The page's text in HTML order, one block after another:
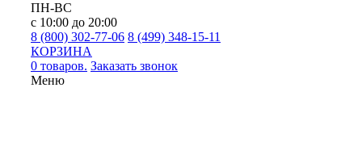
ПН-ВС
с 10:00 до 20:00
8 (800) 302-77-06 8 (499) 348-15-11
КОРЗИНА
0 товаров. Заказать звонок
Меню